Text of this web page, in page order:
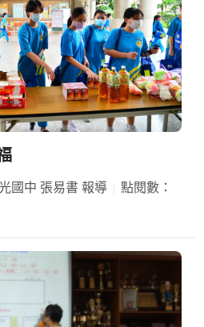
國中 張易書 報導
點閱數：